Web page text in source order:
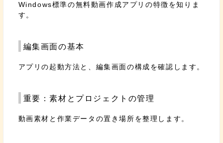
Windows標準の無料動画作成アプリの特徴を知りま
す。
編集画面の基本
アプリの起動方法と、編集画面の構成を確認します。
重要：素材とプロジェクトの管理
動画素材と作業データの置き場所を整理します。